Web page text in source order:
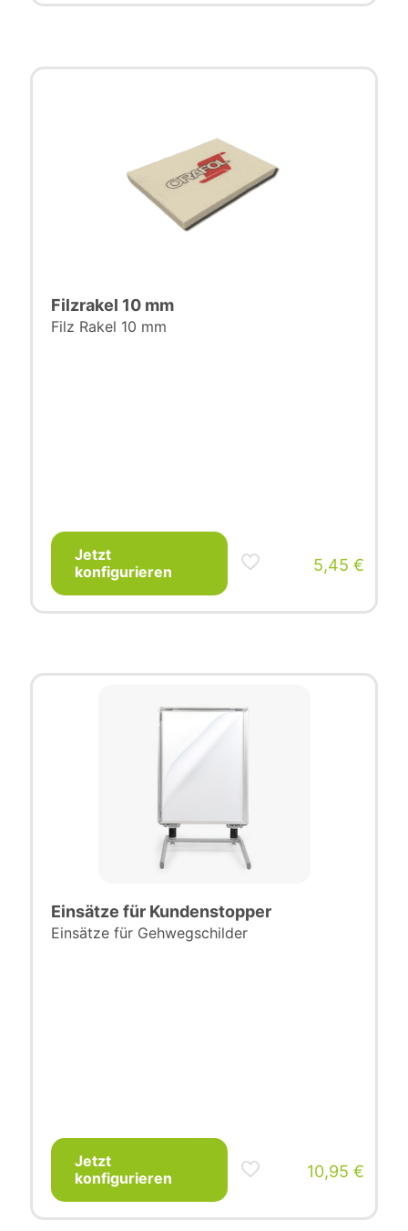
Filzrakel 10 mm
Filz Rakel 10 mm
5,45 €
Jetzt
konfigurieren
Einsätze für Kundenstopper
Einsätze für Gehwegschilder
10,95 €
Jetzt
konfigurieren